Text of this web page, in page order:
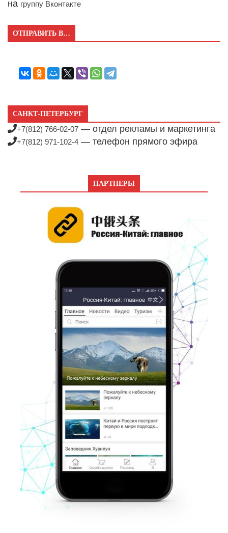
на группу Вконтакте
ОТПРАВИТЬ В…
САНКТ-ПЕТЕРБУРГ
+7(812) 766-02-07 — отдел рекламы и маркетинга
+7(812) 971-102-4 — телефон прямого эфира
ПАРТНЕРЫ